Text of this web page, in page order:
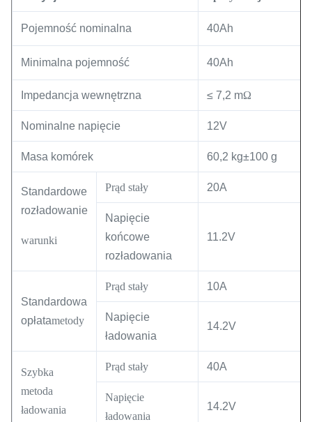
Pojemność nominalna 40Ah
Minimalna pojemność 40Ah
Impedancja wewnętrzna ≤ 7,2 mΩ
Nominalne napięcie 12V
Masa komórek 60,2 kg±100 g
Standardowe
rozładowanie
warunki
Prąd stały 20A
Napięcie
końcowe
rozładowania
11.2V
Standardowa
opłatametody
Prąd stały 10A
Napięcie
ładowania
14.2V
Szybka
metoda
ładowania
Prąd stały 40A
Napięcie
ładowania
14.2V